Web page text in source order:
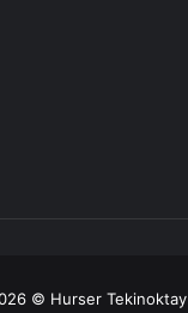
© Hurser Tekinoktay